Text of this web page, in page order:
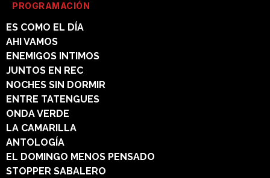
PROGRAMACIÓN
ES COMO EL DÍA
AHI VAMOS
ENEMIGOS INTIMOS
JUNTOS EN REC
NOCHES SIN DORMIR
ENTRE TATENGUES
ONDA VERDE
LA CAMARILLA
ANTOLOGÍA
EL DOMINGO MENOS PENSADO
STOPPER SABALERO